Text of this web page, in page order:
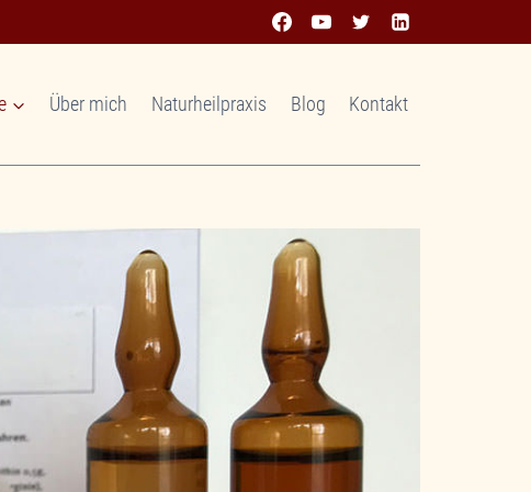
Über mich Naturheilpraxis Blog Kontakt